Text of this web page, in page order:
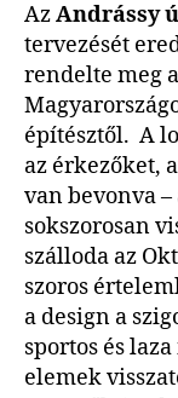
AzAndrássy
tervezését
rendelte meg
építésztől. A
az érkezőket,
van bevonva
sokszorosan
szálloda az
szoros
a design a
sportos és
elemek